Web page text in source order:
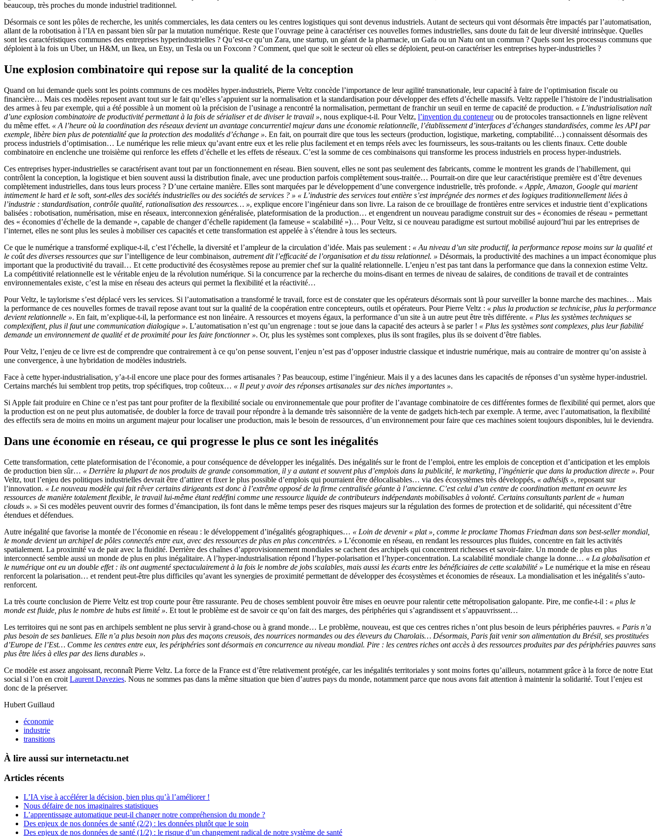
beaucoup, très proches du monde industriel traditionnel.
Désormais ce sont les pôles de recherche, les unités commerciales, les data centers ou les centres logistiques qui sont devenus industriels. Autant de secteurs qui vont désormais être impactés par l’automatisation,
allant de la robotisation à l’IA en passant bien sûr par la mutation numérique. Reste que l’ouvrage peine à caractériser ces nouvelles formes industrielles, sans doute du fait de leur diversité intrinsèque. Quelles
sont les caractéristiques communes des entreprises hyperindustrielles ? Qu’est-ce qu’un Zara, une startup, un géant de la pharmacie, un Gafa ou un Natu ont un commun ? Quels sont les processus communs que
déploient à la fois un Uber, un H&M, un Ikea, un Etsy, un Tesla ou un Foxconn ? Comment, quel que soit le secteur où elles se déploient, peut-on caractériser les entreprises hyper-industrielles ?
Une explosion combinatoire qui repose sur la qualité de la conception
Quand on lui demande quels sont les points communs de ces modèles hyper-industriels, Pierre Veltz concède l’importance de leur agilité transnationale, leur capacité à faire de l’optimisation fiscale ou
financière… Mais ces modèles reposent avant tout sur le fait qu’elles s’appuient sur la normalisation et la standardisation pour développer des effets d’échelle massifs. Veltz rappelle l’histoire de l’industrialisation
des armes à feu par exemple, qui a été possible à un moment où la précision de l’usinage a rencontré la normalisation, permettant de franchir un seuil en terme de capacité de production. « L’industrialisation naît
d’une explosion combinatoire de productivité permettant à la fois de sérialiser et de diviser le travail », nous explique-t-il. Pour Veltz, l’invention du conteneurou de protocoles transactionnels en ligne relèvent
du même effet. « A l’heure où la coordination des réseaux devient un avantage concurrentiel majeur dans une économie relationnelle, l’établissement d’interfaces d’échanges standardisées, comme les API par
exemple, libère bien plus de potentialité que la protection des modalités d’échange ». En fait, on pourrait dire que tous les secteurs (production, logistique, marketing, comptabilité…) connaissent désormais des
process industriels d’optimisation… Le numérique les relie mieux qu’avant entre eux et les relie plus facilement et en temps réels avec les fournisseurs, les sous-traitants ou les clients finaux. Cette double
combinatoire en enclenche une troisième qui renforce les effets d’échelle et les effets de réseaux. C’est la somme de ces combinaisons qui transforme les process industriels en process hyper-industriels.
Ces entreprises hyper-industrielles se caractérisent avant tout par un fonctionnement en réseau. Bien souvent, elles ne sont pas seulement des fabricants, comme le montrent les grands de l’habillement, qui
contrôlent la conception, la logistique et bien souvent aussi la distribution finale, avec une production parfois complètement sous-traitée… Pourrait-on dire que leur caractéristique première est d’être devenues
complètement industrielles, dans tous leurs process ? D’une certaine manière. Elles sont marquées par le développement d’une convergence industrielle, très profonde. « Apple, Amazon, Google qui marient
intimement le hard et le soft , sont-elles des sociétés industrielles ou des sociétés de services ? » « L’industrie des services tout entière s’est imprégnée des normes et des logiques traditionnellement liées à
l’industrie : standardisation, contrôle qualité, rationalisation des ressources… », explique encore l’ingénieur dans son livre. La raison de ce brouillage de frontières entre services et industrie tient d’explications
balisées : robotisation, numérisation, mise en réseaux, interconnexion généralisée, plateformisation de la production… et engendrent un nouveau paradigme construit sur des « économies de réseau » permettant
des « économies d’échelle de la demande », capable de changer d’échelle rapidement (la fameuse « scalabilité »)… Pour Veltz, si ce nouveau paradigme est surtout mobilisé aujourd’hui par les entreprises de
l’internet, elles ne sont plus les seules à mobiliser ces capacités et cette transformation est appelée à s’étendre à tous les secteurs.
Ce que le numérique a transformé explique-t-il, c’est l’échelle, la diversité et l’ampleur de la circulation d’idée. Mais pas seulement : « Au niveau d’un site productif, la performance repose moins sur la qualité et
le coût des diverses ressources que surl’intelligence de leur combinaison , autrement dit l’efficacité de l’organisation et du tissu relationnel. » Désormais, la productivité des machines a un impact économique plus
important que la productivité du travail… Et cette productivité des écosystèmes repose au premier chef sur la qualité relationnelle. L’enjeu n’est pas tant dans la performance que dans la connexion estime Veltz.
La compétitivité relationnelle est le véritable enjeu de la révolution numérique. Si la concurrence par la recherche du moins-disant en termes de niveau de salaires, de conditions de travail et de contraintes
environnementales existe, c’est la mise en réseau des acteurs qui permet la flexibilité et la réactivité…
Pour Veltz, le taylorisme s’est déplacé vers les services. Si l’automatisation a transformé le travail, force est de constater que les opérateurs désormais sont là pour surveiller la bonne marche des machines… Mais
la performance de ces nouvelles formes de travail repose avant tout sur la qualité de la coopération entre concepteurs, outils et opérateurs. Pour Pierre Veltz : « plus la production se technicise, plus la performance
devient relationnelle ». En fait, m’explique-t-il, la performance est non linéaire. A ressources et moyens égaux, la performance d’un site à un autre peut être très différente. « Plus les systèmes techniques se
complexifient, plus il faut une communication dialogique ». L’automatisation n’est qu’un engrenage : tout se joue dans la capacité des acteurs à se parler ! « Plus les systèmes sont complexes, plus leur fiabilité
demande un environnement de qualité et de proximité pour les faire fonctionner ». Or, plus les systèmes sont complexes, plus ils sont fragiles, plus ils se doivent d’être fiables.
Pour Veltz, l’enjeu de ce livre est de comprendre que contrairement à ce qu’on pense souvent, l’enjeu n’est pas d’opposer industrie classique et industrie numérique, mais au contraire de montrer qu’on assiste à
une convergence, à une hybridation de modèles industriels.
Face à cette hyper-industrialisation, y’a-t-il encore une place pour des formes artisanales ? Pas beaucoup, estime l’ingénieur. Mais il y a des lacunes dans les capacités de réponses d’un système hyper-industriel.
Certains marchés lui semblent trop petits, trop spécifiques, trop coûteux… « Il peut y avoir des réponses artisanales sur des niches importantes ».
Si Apple fait produire en Chine ce n’est pas tant pour profiter de la flexibilité sociale ou environnementale que pour profiter de l’avantage combinatoire de ces différentes formes de flexibilité qui permet, alors que
la production est on ne peut plus automatisée, de doubler la force de travail pour répondre à la demande très saisonnière de la vente de gadgets hich-tech par exemple. A terme, avec l’automatisation, la flexibilité
des effectifs sera de moins en moins un argument majeur pour localiser une production, mais le besoin de ressources, d’un environnement pour faire que ces machines soient toujours disponibles, lui le deviendra.
Dans une économie en réseau, ce qui progresse le plus ce sont les inégalités
Cette transformation, cette plateformisation de l’économie, a pour conséquence de développer les inégalités. Des inégalités sur le front de l’emploi, entre les emplois de conception et d’anticipation et les emplois
de production bien sûr… « Derrière la plupart de nos produits de grande consommation, il y a autant et souvent plus d’emplois dans la publicité, le marketing, l’ingénierie que dans la production directe ». Pour
Veltz, tout l’enjeu des politiques industrielles devrait être d’attirer et fixer le plus possible d’emplois qui pourraient être délocalisables… via des écosystèmes très développés, « adhésifs », reposant sur
l’innovation. « Le nouveau modèle qui fait rêver certains dirigeants est donc à l’extrême opposé de la firme centralisée géante à l’ancienne. C’est celui d’un centre de coordination mettant en oeuvre les
ressources de manière totalement flexible, le travail lui-même étant redéfini comme une ressource liquide de contributeurs indépendants mobilisables à volonté. Certains consultants parlent de « human
clouds ». » Si ces modèles peuvent ouvrir des formes d’émancipation, ils font dans le même temps peser des risques majeurs sur la régulation des formes de protection et de solidarité, qui nécessitent d’être
étendues et défendues.
Autre inégalité que favorise la montée de l’économie en réseau : le développement d’inégalités géographiques… « Loin de devenir « plat », comme le proclame Thomas Friedman dans son best-seller mondial,
le monde devient un archipel de pôles connectés entre eux, avec des ressources de plus en plus concentrées. » L’économie en réseau, en rendant les ressources plus fluides, concentre en fait les activités
spatialement. La proximité va de pair avec la fluidité. Derrière des chaînes d’approvisionnement mondiales se cachent des archipels qui concentrent richesses et savoir-faire. Un monde de plus en plus
interconnecté semble aussi un monde de plus en plus inégalitaire. A l’hyper-industrialisation répond l’hyper-polarisation et l’hyper-concentration. La scalabilité mondiale change la donne… « La globalisation et
le numérique ont eu un double effet : ils ont augmenté spectaculairement à la fois le nombre de jobs scalables, mais aussi les écarts entre les bénéficiaires de cette scalabilité » Le numérique et la mise en réseau
renforcent la polarisation… et rendent peut-être plus difficiles qu’avant les synergies de proximité permettant de développer des écosystèmes et économies de réseaux. La mondialisation et les inégalités s’auto-
renforcent.
La très courte conclusion de Pierre Veltz est trop courte pour être rassurante. Peu de choses semblent pouvoir être mises en oeuvre pour ralentir cette métropolisation galopante. Pire, me confie-t-il : « plus le
monde est fluide, plus le nombre de hubs est limité ». Et tout le problème est de savoir ce qu’on fait des marges, des périphéries qui s’agrandissent et s’appauvrissent…
Les territoires qui ne sont pas en archipels semblent ne plus servir à grand-chose ou à grand monde… Le problème, nouveau, est que ces centres riches n’ont plus besoin de leurs périphéries pauvres. « Paris n’a
plus besoin de ses banlieues. Elle n’a plus besoin non plus des maçons creusois, des nourrices normandes ou des éleveurs du Charolais… Désormais, Paris fait venir son alimentation du Brésil, ses prostituées
d’Europe de l’Est… Comme les centres entre eux, les périphéries sont désormais en concurrence au niveau mondial. Pire : les centres riches ont accès à des ressources produites par des périphéries pauvres sans
plus être liées à elles par des liens durables ».
Ce modèle est assez angoissant, reconnaît Pierre Veltz. La force de la France est d’être relativement protégée, car les inégalités territoriales y sont moins fortes qu’ailleurs, notamment grâce à la force de notre Etat
social si l’on en croit Laurent Davezies. Nous ne sommes pas dans la même situation que bien d’autres pays du monde, notamment parce que nous avons fait attention à maintenir la solidarité. Tout l’enjeu est
donc de la préserver.
Hubert Guillaud
économie
industrie
transitions
À lire aussi sur internetactu.net
Articles récents
L’IA vise à accélérer la décision, bien plus qu’à l’améliorer !
Nous défaire de nos imaginaires statistiques
L’apprentissage automatique peut-il changer notre compréhension du monde ?
Des enjeux de nos données de santé (2/2) : les données plutôt que le soin
Des enjeux de nos données de santé (1/2) : le risque d’un changement radical de notre système de santé